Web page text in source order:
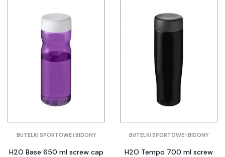
BUTELKI SPORTOWE I BIDONY
H2O Base 650 ml screw cap
BUTELKI SPORTOWE I BIDONY
H2O Tempo 700 ml screw